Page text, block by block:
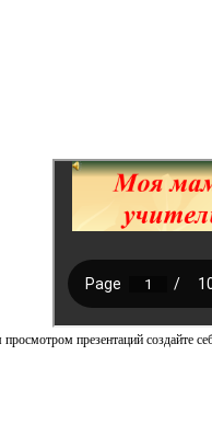
презентаций создайте